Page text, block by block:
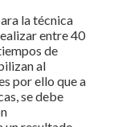
la técnica
entre 40
de
al
por ello que a
se debe